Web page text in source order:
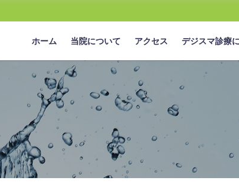
ホーム 当院について アクセス デジスマ診療